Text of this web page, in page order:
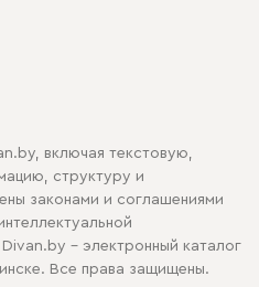
включая текстовую,
структуру и
законами и соглашениями
- электронный каталог
Все права защищены.